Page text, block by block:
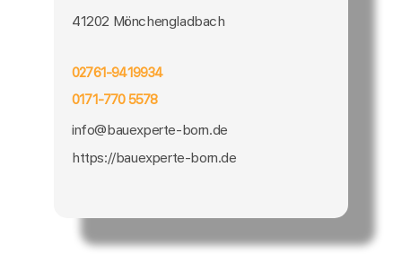
41202 Mönchengladbach
02761-9419934
0171-770 5578
info@bauexperte-born.de
https://bauexperte-born.de